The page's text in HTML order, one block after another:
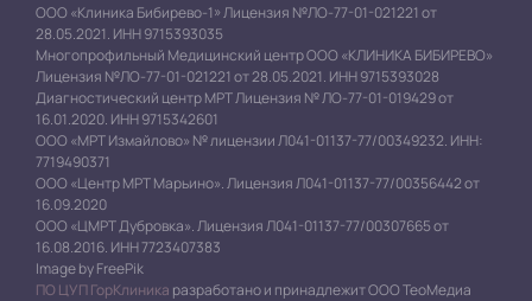
ООО «Клиника Бибирево-1» Лицензия №ЛО-77-01-021221 от
28.05.2021. ИНН 9715393035
Многопрофильный Медицинский центр ООО «КЛИНИКА БИБИРЕВО»
Лицензия №ЛО-77-01-021221 от 28.05.2021. ИНН 9715393028
Диагностический центр МРТ Лицензия № ЛО-77-01-019429 от
16.01.2020. ИНН 9715342601
ООО «МРТ Измайлово» № лицензии Л041-01137-77/00349232. ИНН:
7719490371
ООО «Центр МРТ Марьино». Лицензия Л041-01137-77/00356442 от
16.09.2020
ООО «ЦМРТ Дубровка». Лицензия Л041-01137-77/00307665 от
16.08.2016. ИНН 7723407383
Image by FreePik
ПО ЦУП ГорКлиника разработано и принадлежит ООО ТеоМедиа